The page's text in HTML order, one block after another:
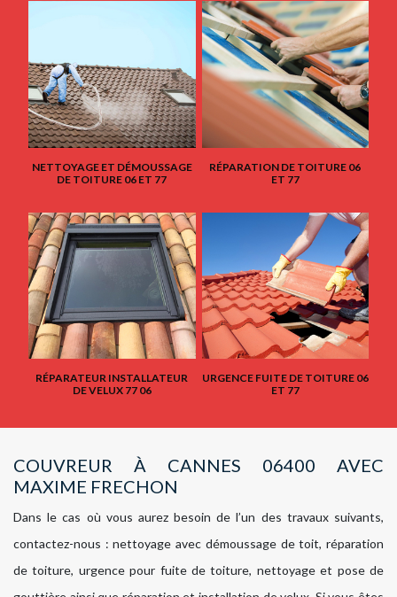
NETTOYAGE ET DÉMOUSSAGE
DE TOITURE 06 ET 77
RÉPARATION DE TOITURE 06
ET 77
RÉPARATEUR INSTALLATEUR
DE VELUX 77 06
URGENCE FUITE DE TOITURE 06
ET 77
COUVREUR À CANNES 06400 AVEC
MAXIME FRECHON
Dans le cas où vous aurez besoin de l’un des travaux suivants,
contactez-nous : nettoyage avec démoussage de toit, réparation
de toiture, urgence pour fuite de toiture, nettoyage et pose de